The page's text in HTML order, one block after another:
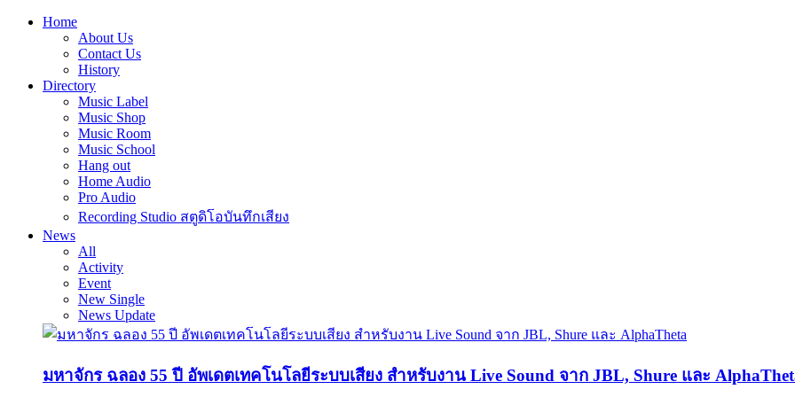
Home
About Us
Contact Us
History
Directory
Music Label
Music Shop
Music Room
Music School
Hang out
Home Audio
Pro Audio
Recording Studio สตูดิโอบันทึกเสียง
News
All
Activity
Event
New Single
News Update
มหาจักร ฉลอง 55 ปี อัพเดตเทคโนโลยีระบบเสียง สำหรับงาน Live Sound จาก JBL, Shure และ